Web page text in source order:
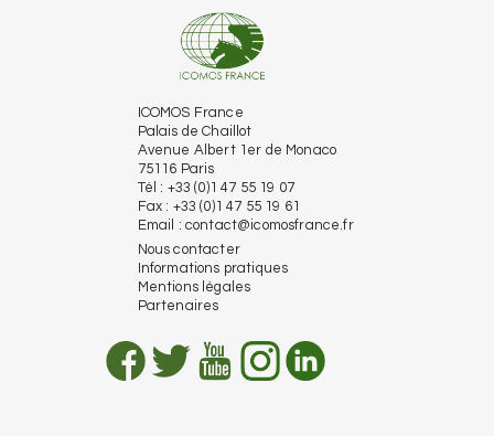
ICOMOS France
Palais de Chaillot
Avenue Albert 1er de Monaco
75116 Paris
Tél : +33 (0)1 47 55 19 07
Fax : +33 (0)1 47 55 19 61
Email : contact@icomosfrance.fr
Nous contacter
Informations pratiques
Mentions légales
Partenaires